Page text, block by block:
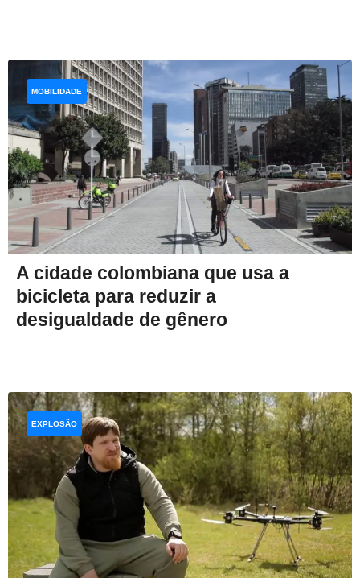
A cidade colombiana que usa a
bicicleta para reduzir a
desigualdade de gênero
MOBILIDADE
EXPLOSÃO